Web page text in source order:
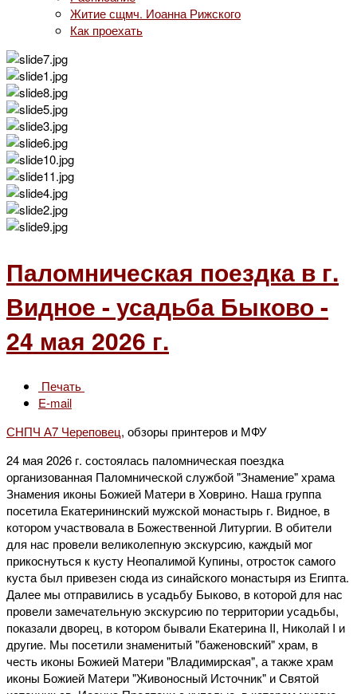
Житие сщмч. Иоанна Рижского
Как проехать
Паломническая поездка в г.
Видное - усадьба Быково -
24 мая 2026 г.
Печать
E-mail
СНПЧ А7 Череповец, обзоры принтеров и МФУ
24 мая 2026 г. состоялась паломническая поездка
организованная Паломнической службой "Знамение" храма
Знамения иконы Божией Матери в Ховрино. Наша группа
посетила Екатерининский мужской монастырь г. Видное, в
котором участвовала в Божественной Литургии. В обители
для нас провели великолепную экскурсию, каждый мог
прикоснуться к кусту Неопалимой Купины, отросток самого
куста был привезен сюда из синайского монастыря из Египта.
Далее мы отправились в усадьбу Быково, в которой для нас
провели замечательную экскурсию по территории усадьбы,
показали дворец, в котором бывали Екатерина II, Николай I и
другие. Мы посетили знаменитый "баженовский" храм, в
честь иконы Божией Матери "Владимирская", а также храм
иконы Божией Матери "Живоносный Источник" и Святой